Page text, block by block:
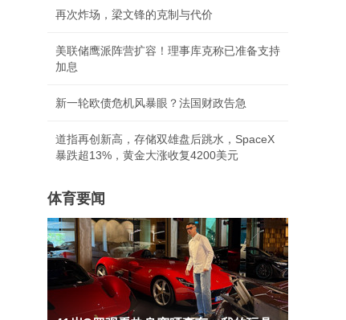
再次炸场，梁文锋的克制与代价
美联储鹰派阵营扩容！理事库克称已准备支持
加息
新一轮欧债危机风暴眼？法国财政告急
道指再创新高，存储双雄盘后跳水，SpaceX
暴跌超13%，黄金大涨收复4200美元
体育要闻